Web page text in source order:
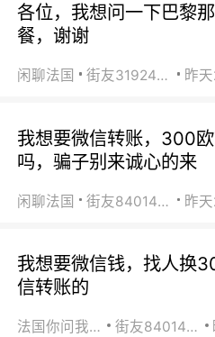
各位，我想问一下巴黎
餐，谢谢
闲聊法国 街友31924072 昨
我想要微信转账，300
吗，骗子别来诚心的来
闲聊法国 街友84014588 昨
我想要微信钱，找人换
信转账的
法国你问我答 街友84014588